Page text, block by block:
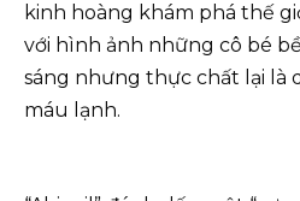
kinh hoàng khám phá thế
với hình ảnh những cô bé
sáng nhưng thực chất lại là
máu lạnh.